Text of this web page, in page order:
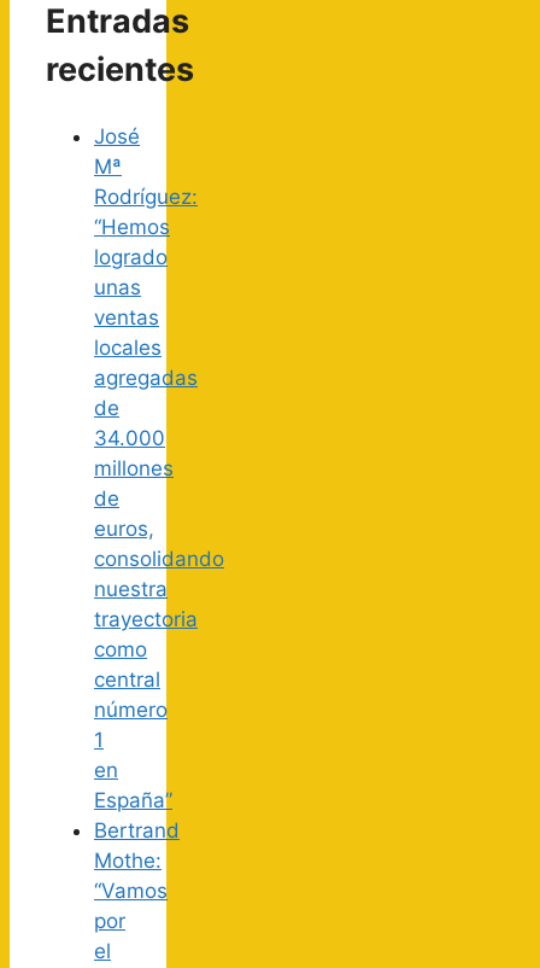
Entradas
recientes
José
Mª
Rodríguez:
“Hemos
logrado
unas
ventas
locales
agregadas
de
34.000
millones
de
euros,
consolidando
nuestra
trayectoria
como
central
número
1
en
España”
Bertrand
Mothe:
“Vamos
por
el